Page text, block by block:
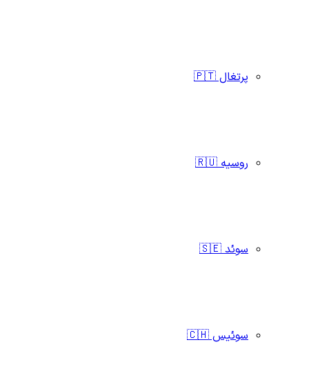
پرتغال 🇵🇹
روسیه 🇷🇺
سوئد 🇸🇪
سوئیس 🇨🇭